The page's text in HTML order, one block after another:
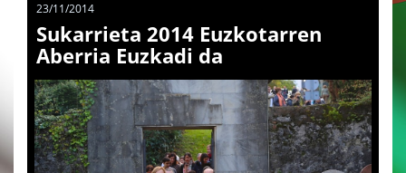
23/11/2014
Sukarrieta 2014 Euzkotarren
Aberria Euzkadi da